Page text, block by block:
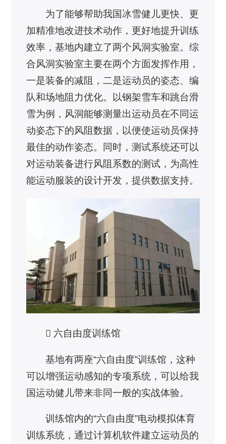
为了能够帮助我国冰雪健儿更快、更
加精准地改进技术动作，更好地提升训练
效率，基地内建立了两个风洞实验室。综
合风洞实验室主要在两个方面发挥作用，
一是装备的减阻，二是运动员的姿态、编
队和场地阻力优化。以钢架雪车和跳台滑
雪为例，风洞能够测量出运动员在不同运
动姿态下的风阻数据，以便使运动员保持
最佳的动作姿态。同时，测试系统还可以
对运动装备进行风阻系数的测试，为高性
能运动服装的设计开发，提供数据支持。
 六自由度训练馆
基地有两座“六自由度”训练馆，这种
可以增强运动感知的专项系统，可以给我
国运动健儿带来非同一般的实战体验。
训练馆内的“六自由度”电动模拟体育
训练系统，通过计算机软件建立运动员的